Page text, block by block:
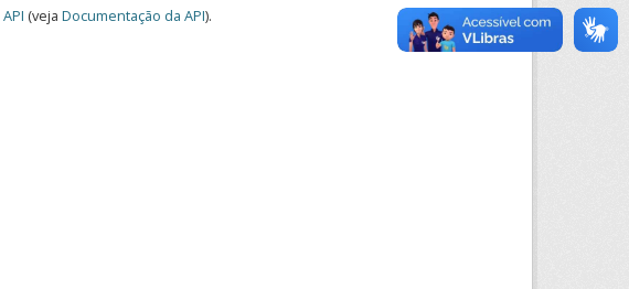
API (veja Documentação da API).